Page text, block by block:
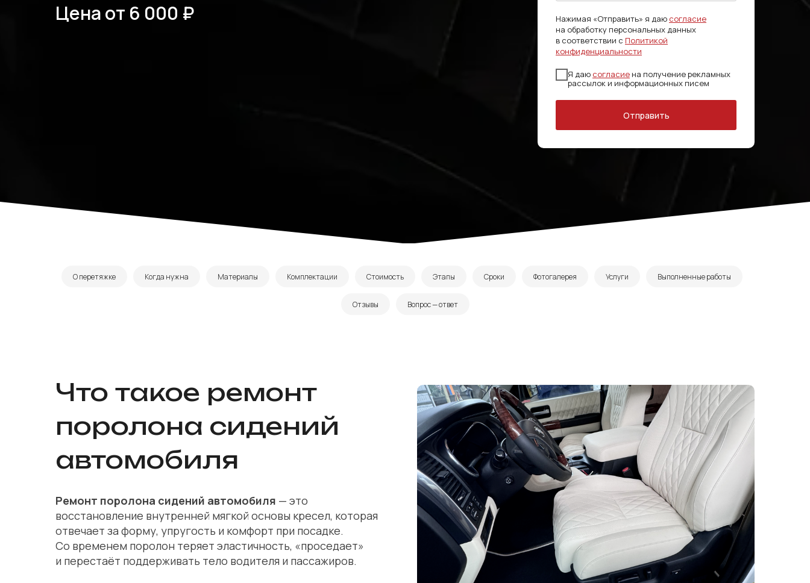
Нажимая «Отправить» я даю согласие
на обработку персональных данных
в соответствии с Политикой
конфиденциальности
Я даю согласие на получение рекламных
рассылок и информационных писем
Отправить
Цена от 6 000 ₽
О перетяжке Когда нужна Материалы Комплектации Стоимость Этапы Сроки Фотогалерея Услуги Выполненные работы
Отзывы Вопрос — ответ
Что такое ремонт
поролона сидений
автомобиля
Ремонт поролона сидений автомобиля — это
восстановление внутренней мягкой основы кресел, которая
отвечает за форму, упругость и комфорт при посадке.
Со временем поролон теряет эластичность, «проседает»
и перестаёт поддерживать тело водителя и пассажиров.